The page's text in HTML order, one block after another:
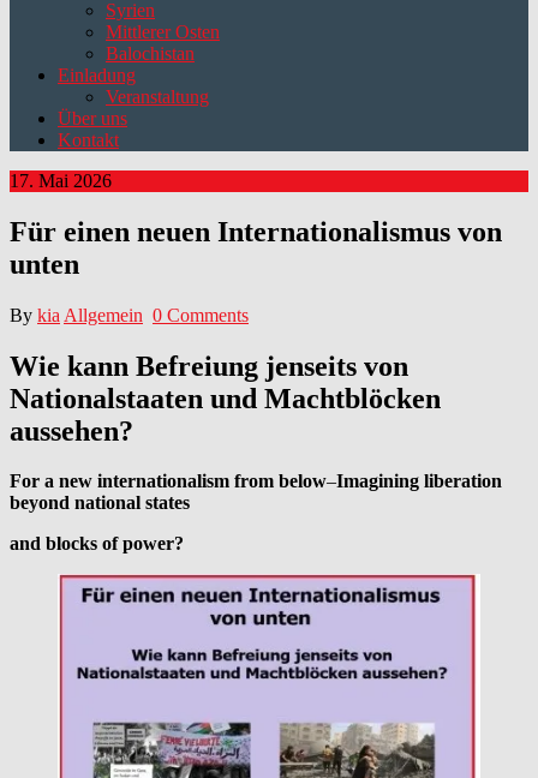
Syrien
Mittlerer Osten
Balochistan
Einladung
Veranstaltung
Über uns
Kontakt
17. Mai 2026
Für einen neuen Internationalismus von
unten
By kia Allgemein 0 Comments
Wie kann Befreiung jenseits von
Nationalstaaten und Machtblöcken
aussehen?
For a new internationalism from below–Imagining liberation
beyond national states
and blocks of power?